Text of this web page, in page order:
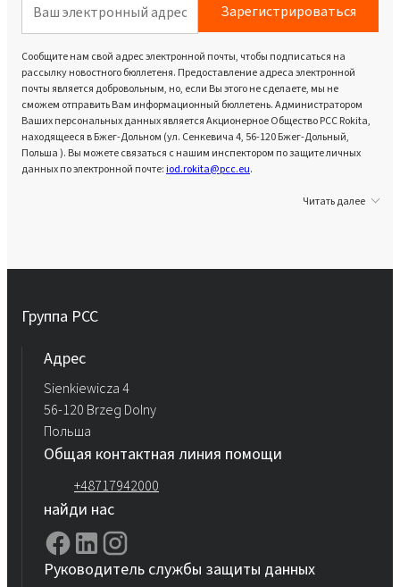
Зарегистрироваться
Сообщите нам свой адрес электронной почты, чтобы подписаться на
рассылку новостного бюллетеня. Предоставление адреса электронной
почты является добровольным, но, если Вы этого не сделаете, мы не
сможем отправить Вам информационный бюллетень. Администратором
Ваших персональных данных является Акционерное Общество PCC Rokita,
находящееся в Бжег-Дольном (ул. Сенкевича 4, 56-120 Бжег-Дольный,
Польша ). Вы можете связаться с нашим инспектором по защите личных
данных по электронной почте:iod.rokita@pcc.eu.
Читать далее
Группа PCC
Aдрес
Sienkiewicza 4
56-120 Brzeg Dolny
Польша
Общая контактная линия помощи
+48717942000
найди нас
Руководитель службы защиты данных